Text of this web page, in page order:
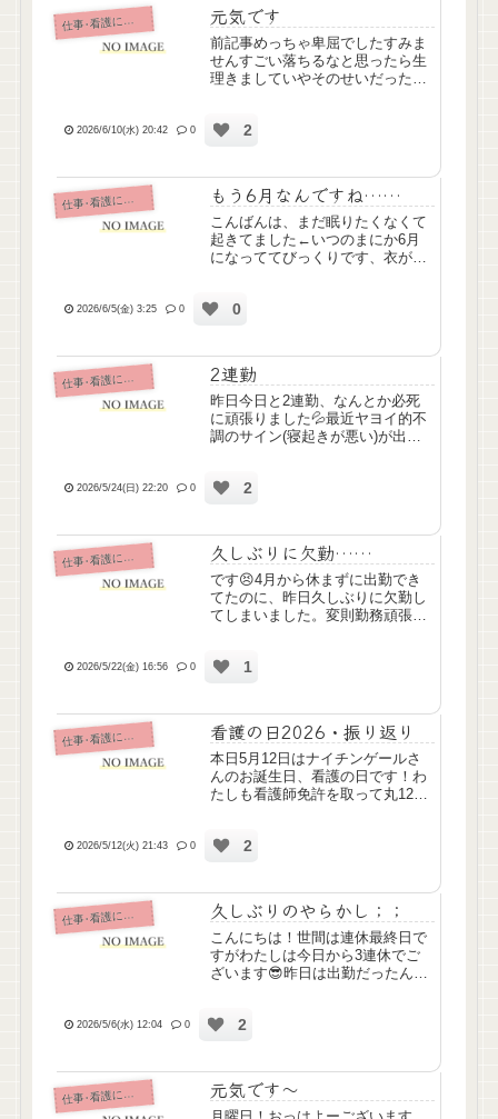
仕
事･看護について 元気です
前記事めっちゃ卑屈でしたすみま
せんすごい落ちるなと思ったら生
理きましていやそのせいだったん
とくるんかい昨日は仕事終わりに
2026/6/10(水) 20:42 0 2
仕
事･看護について もう6月なんですね……
こんばんは、まだ眠りたくなくて
起きてました←いつのまにか6月
になっててびっくりです、衣がえ
響はありませんでしたが、遠出の
す...
2026/6/5(金) 3:25 0 0
仕
事･看護について 2連勤
昨日今日と2連勤、なんとか必死
に頑張りました💦最近ヤヨイ的不
調のサイン(寝起きが悪い)が出て
なすことができました。こんなこ
2026/5/24(日) 22:20 0 2
仕
事･看護について 久しぶりに欠勤……
です😣4月から休まずに出勤でき
てたのに、昨日久しぶりに欠勤し
てしまいました。変則勤務頑張っ
土の固定でシフト組んでくれるっ
2026/5/22(金) 16:56 0 1
仕
事･看護について 看護の日2026・振り返り
本日5月12日はナイチンゲールさ
んのお誕生日、看護の日です！わ
たしも看護師免許を取って丸12
きなかったけど、13年目になる今
2026/5/12(火) 21:43 0 2
仕
事･看護について 久しぶりのやらかし；；
こんにちは！世間は連休最終日で
すがわたしは今日から3連休でご
ざいます😎昨日は出勤だったんで
ました。胃瘻からの経管の方、い
養...
2026/5/6(水) 12:04 0 2
仕
事･看護について 元気です～